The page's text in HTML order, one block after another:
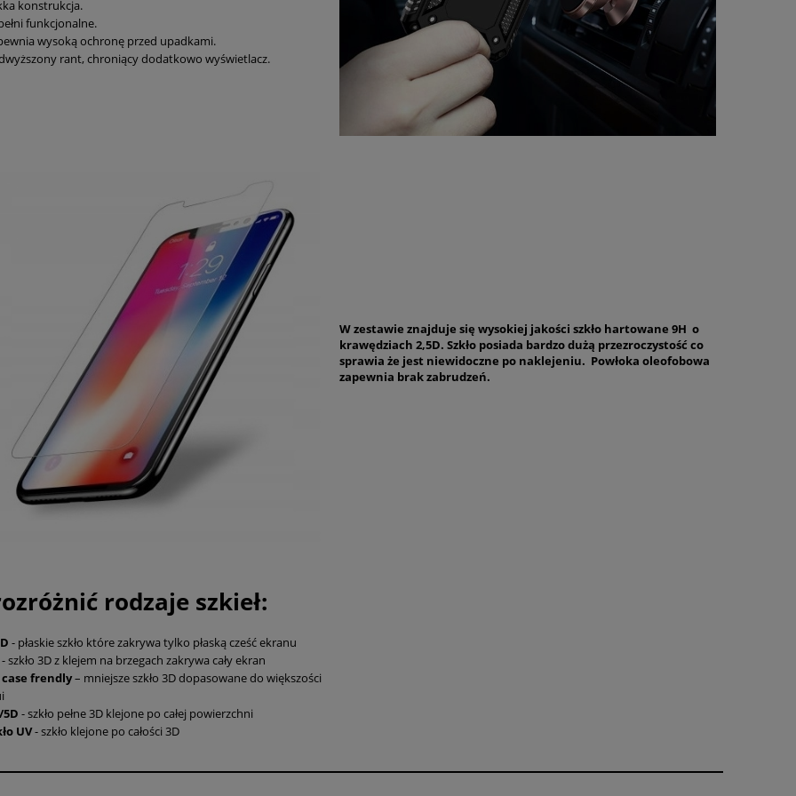
konstrukcja.
funkcjonalne.
wysoką ochronę przed upadkami.
rant, chroniący dodatkowo wyświetlacz.
W zestawie znajduje się wysokiej jakości szkło hartowane 9H o
krawędziach 2,5D. Szkło posiada bardzo dużą przezroczystość co
sprawia że jest niewidoczne po naklejeniu. Powłoka oleofobowa
zapewnia brak zabrudzeń.
rodzaje szkieł:
- płaskie szkło które zakrywa tylko płaską cześć ekranu
- szkło 3D z klejem na brzegach zakrywa cały ekran
case frendly– mniejsze szkło 3D dopasowane do większości
- szkło pełne 3D klejone po całej powierzchni
UV- szkło klejone po całości 3D